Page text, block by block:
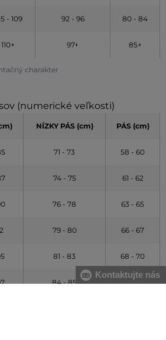
charakter
- 109 92 - 96 80 - 84
110+ 97+ 85+
(numerické veľkosti)
NÍZKY PÁS (cm) PÁS (cm)
71 - 73 58 - 60
74 - 75 61 - 62
76 - 78 63 - 65
79 - 80 66 - 67
81 - 83 68 - 70
84 - 85 71 - 72
Kontaktujte nás